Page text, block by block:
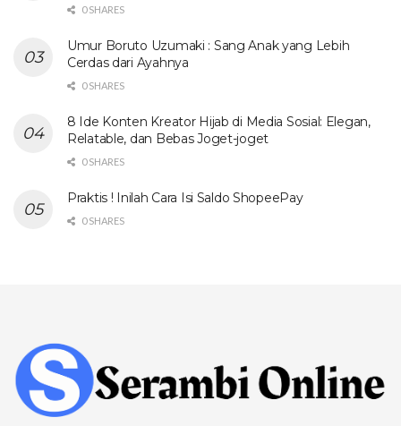
0 SHARES
Umur Boruto Uzumaki : Sang Anak yang Lebih
Cerdas dari Ayahnya
0 SHARES
8 Ide Konten Kreator Hijab di Media Sosial: Elegan,
Relatable, dan Bebas Joget-joget
0 SHARES
Praktis ! Inilah Cara Isi Saldo ShopeePay
0 SHARES